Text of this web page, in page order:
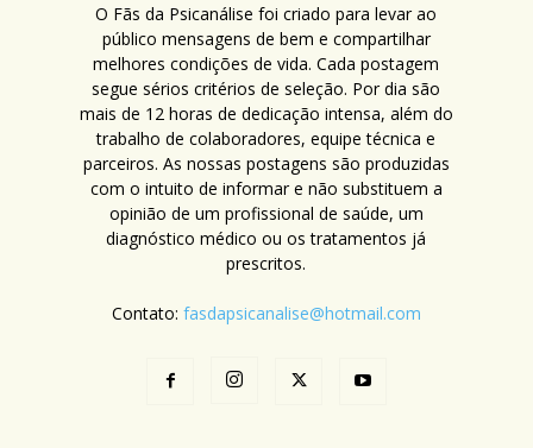
O Fãs da Psicanálise foi criado para levar ao
público mensagens de bem e compartilhar
melhores condições de vida. Cada postagem
segue sérios critérios de seleção. Por dia são
mais de 12 horas de dedicação intensa, além do
trabalho de colaboradores, equipe técnica e
parceiros. As nossas postagens são produzidas
com o intuito de informar e não substituem a
opinião de um profissional de saúde, um
diagnóstico médico ou os tratamentos já
prescritos.
Contato: fasdapsicanalise@hotmail.com